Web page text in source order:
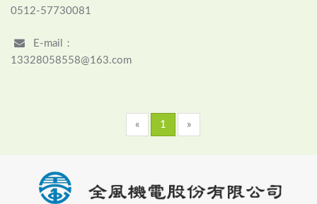
0512-57730081
E-mail：
13328058558@163.com
« 1 »